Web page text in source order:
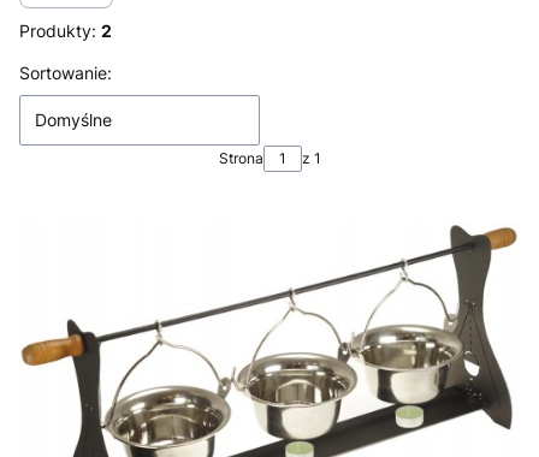
Produkty: 2
Lista produktów
Sortowanie:
Domyślne
Strona z 1